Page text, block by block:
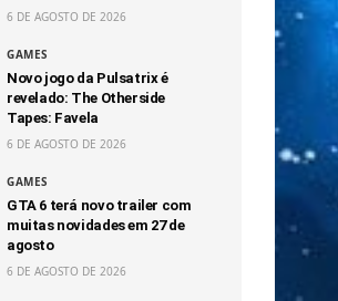
6 DE AGOSTO DE 2026
GAMES
Novo jogo da Pulsatrix é
revelado: The Otherside
Tapes: Favela
6 DE AGOSTO DE 2026
GAMES
GTA 6 terá novo trailer com
muitas novidades em 27 de
agosto
6 DE AGOSTO DE 2026